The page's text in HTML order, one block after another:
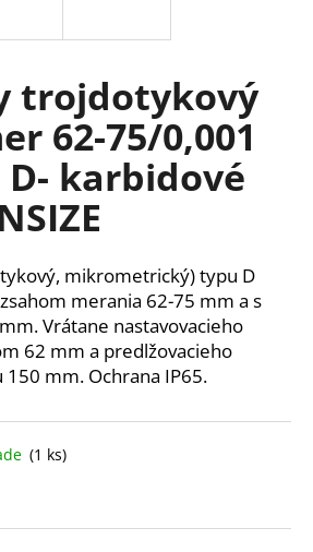
trojdotykový
62-75/0,001
karbidové
mikrometrický)typu D
merania 62-75 mm a s
Vrátane nastavovacieho
62 mm a predlžovacieho
150 mm. Ochrana IP65.
(1 ks)